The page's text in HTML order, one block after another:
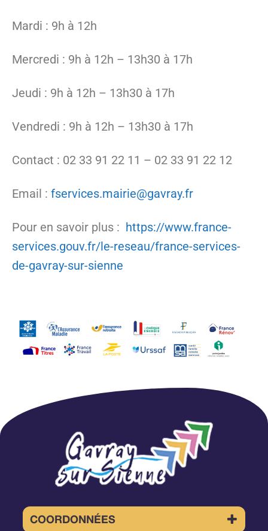
Mardi : 9h à 12h
Mercredi : 9h à 12h – 13h30 à 17h
Jeudi : 9h à 12h – 13h30 à 17h
Vendredi : 9h à 12h – 13h30 à 17h
Contact : 02 33 91 22 11 – 02 33 91 22 12
Email : fservices.mairie@gavray.fr
Pour en savoir plus : https://www.france-
services.gouv.fr/le-reseau/france-services-
de-gavray-sur-sienne
COORDONNÉES